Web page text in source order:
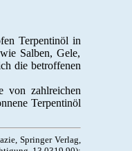
Terpentinöl in
Salben, Gele,
die betroffenen
von zahlreichen
Terpentinöl
Springer Verlag,